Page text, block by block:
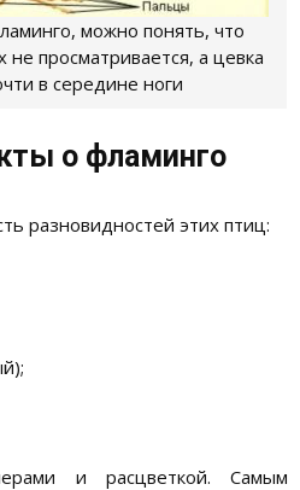
можно понять, что
не просматривается, а цевка
в середине ноги
о фламинго
разновидностей этих птиц:
и расцветкой. Самым